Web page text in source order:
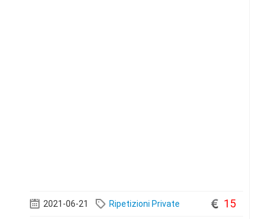
2021-06-21 Ripetizioni Private 15